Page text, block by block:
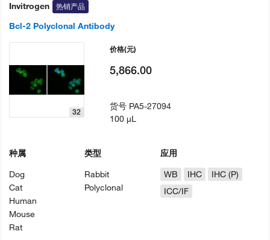
Invitrogen 热销产品
Bcl-2 Polyclonal Antibody
32
种属
Dog
Cat
Human
Mouse
Rat
类型
Rabbit
Polyclonal
应用
WB
IHC
IHC (P)
ICC/IF
价格(元)
5,866.00
货号 PA5-27094
100 µL